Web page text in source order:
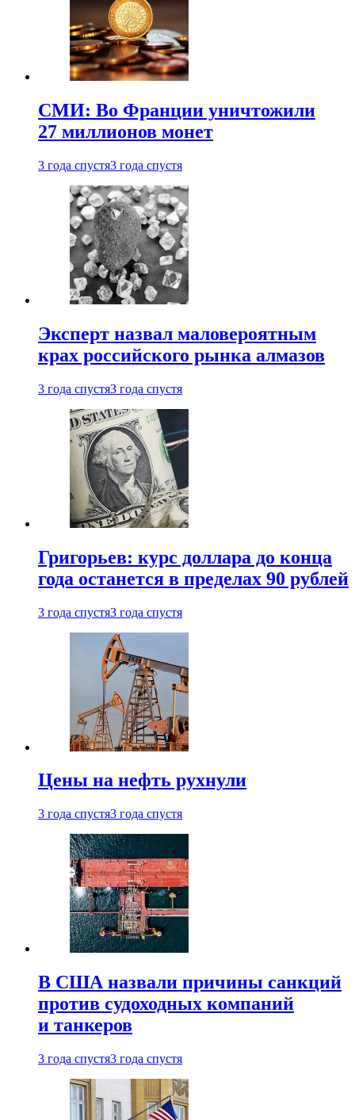
СМИ: Во Франции уничтожили
27 миллионов монет
3 года спустя3 года спустя
Эксперт назвал маловероятным
крах российского рынка алмазов
3 года спустя3 года спустя
Григорьев: курс доллара до конца
года останется в пределах 90 рублей
3 года спустя3 года спустя
Цены на нефть рухнули
3 года спустя3 года спустя
В США назвали причины санкций
против судоходных компаний
и танкеров
3 года спустя3 года спустя